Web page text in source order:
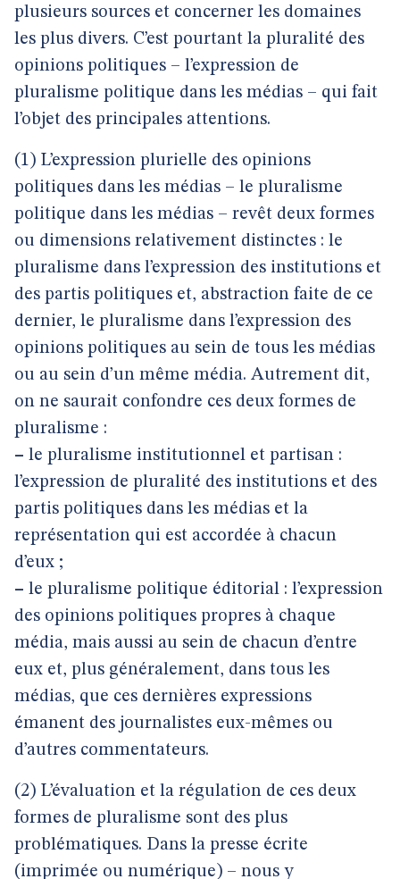
plusieurs sources et concerner les domaines
les plus divers. C’est pourtant la pluralité des
opinions politiques – l’expression de
pluralisme politique dans les médias – qui fait
l’objet des principales attentions.
(1) L’expression plurielle des opinions
politiques dans les médias – le pluralisme
politique dans les médias – revêt deux formes
ou dimensions relativement distinctes : le
pluralisme dans l’expression des institutions et
des partis politiques et, abstraction faite de ce
dernier, le pluralisme dans l’expression des
opinions politiques au sein de tous les médias
ou au sein d’un même média. Autrement dit,
on ne saurait confondre ces deux formes de
pluralisme :
– le pluralisme institutionnel et partisan :
l’expression de pluralité des institutions et des
partis politiques dans les médias et la
représentation qui est accordée à chacun
d’eux ;
– le pluralisme politique éditorial : l’expression
des opinions politiques propres à chaque
média, mais aussi au sein de chacun d’entre
eux et, plus généralement, dans tous les
médias, que ces dernières expressions
émanent des journalistes eux-mêmes ou
d’autres commentateurs.
(2) L’évaluation et la régulation de ces deux
formes de pluralisme sont des plus
problématiques. Dans la presse écrite
(imprimée ou numérique) – nous y